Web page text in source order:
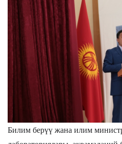
Билим берүү жана илим